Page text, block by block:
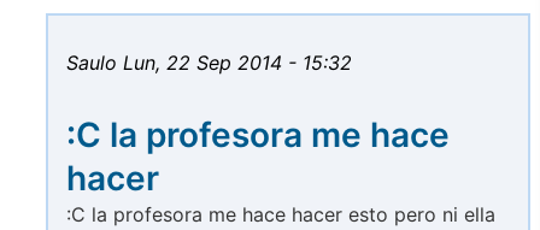
Saulo Lun, 22 Sep 2014 - 15:32
:C la profesora me hace
hacer
:C la profesora me hace hacer esto pero ni ella